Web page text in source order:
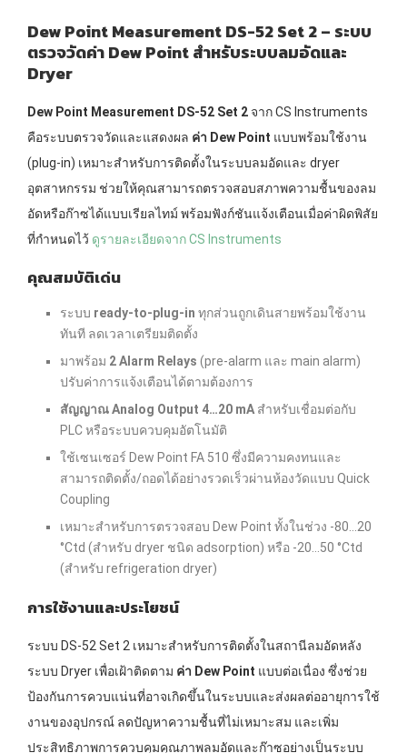
Dew Point Measurement DS-52 Set 2 – ระบบ
ตรวจวัดค่า Dew Point สำหรับระบบลมอัดและ
Dryer
Dew Point Measurement DS-52 Set 2 จาก CS Instruments
คือระบบตรวจวัดและแสดงผล ค่า Dew Point แบบพร้อมใช้งาน
(plug-in) เหมาะสำหรับการติดตั้งในระบบลมอัดและ dryer
อุตสาหกรรม ช่วยให้คุณสามารถตรวจสอบสภาพความชื้นของลม
อัดหรือก๊าซได้แบบเรียลไทม์ พร้อมฟังก์ชันแจ้งเตือนเมื่อค่าผิดพิสัย
ที่กำหนดไว้ ดูรายละเอียดจาก CS Instruments
คุณสมบัติเด่น
ระบบ ready-to-plug-in ทุกส่วนถูกเดินสายพร้อมใช้งาน
ทันที ลดเวลาเตรียมติดตั้ง
มาพร้อม 2 Alarm Relays (pre-alarm และ main alarm)
ปรับค่าการแจ้งเตือนได้ตามต้องการ
สัญญาณ Analog Output 4…20 mA สำหรับเชื่อมต่อกับ
PLC หรือระบบควบคุมอัตโนมัติ
ใช้เซนเซอร์ Dew Point FA 510 ซึ่งมีความคงทนและ
สามารถติดตั้ง/ถอดได้อย่างรวดเร็วผ่านห้องวัดแบบ Quick
Coupling
เหมาะสำหรับการตรวจสอบ Dew Point ทั้งในช่วง -80…20
°Ctd (สำหรับ dryer ชนิด adsorption) หรือ -20…50 °Ctd
(สำหรับ refrigeration dryer)
การใช้งานและประโยชน์
ระบบ DS-52 Set 2 เหมาะสำหรับการติดตั้งในสถานีลมอัดหลัง
ระบบ Dryer เพื่อเฝ้าติดตาม ค่า Dew Point แบบต่อเนื่อง ซึ่งช่วย
ป้องกันการควบแน่นที่อาจเกิดขึ้นในระบบและส่งผลต่ออายุการใช้
งานของอุปกรณ์ ลดปัญหาความชื้นที่ไม่เหมาะสม และเพิ่ม
ประสิทธิภาพการควบคุมคุณภาพลมอัดและก๊าซอย่างเป็นระบบ